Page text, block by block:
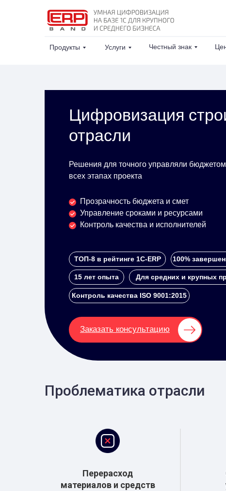
Продукты Услуги Честный знак
Цифровизация
отрасли
Прозрачность бюджета и смет
Управление сроками и ресурсами
Контроль качества и исполнителей
Решения для точного управляли
всех этапах проекта
Заказать консультацию
Контроль качества ISO 9001:2015
100%
15 лет опыта
ТОП-8 в рейтинге 1С-ERP
Для средних и крупных
Проблематика отрасли
Перерасход
материалов и средств